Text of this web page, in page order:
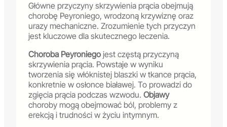
Główne przyczyny skrzywienia prącia obejmują
chorobę Peyroniego, wrodzoną krzywiznę oraz
urazy mechaniczne. Zrozumienie tych przyczyn
jest kluczowe dla skutecznego leczenia.
Choroba Peyroniego jest częstą przyczyną
skrzywienia prącia. Powstaje w wyniku
tworzenia się włóknistej blaszki w tkance prącia,
konkretnie w osłonce białawej. To prowadzi do
zgięcia prącia podczas wzwodu. Objawy
choroby mogą obejmować ból, problemy z
erekcją i trudności w życiu intymnym.